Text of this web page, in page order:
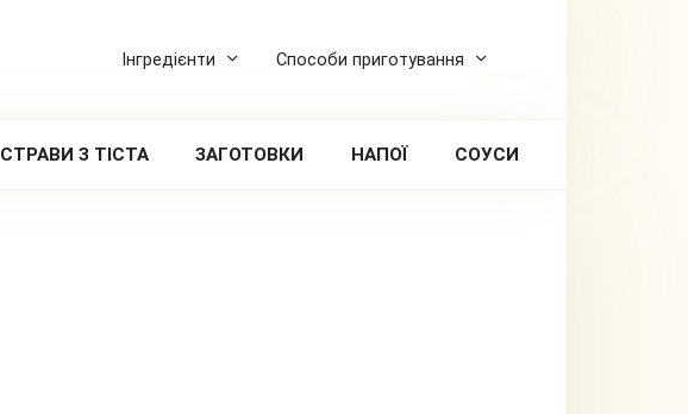
Інгредієнти Способи приготування
СТРАВИ З ТІСТА ЗАГОТОВКИ НАПОЇ СОУСИ